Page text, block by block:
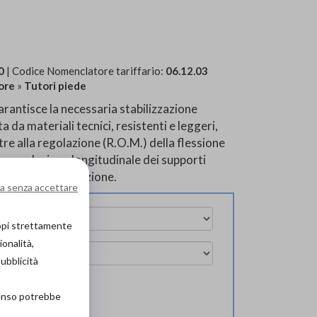
| Codice Nomenclatore tariffario: 06.12.03
» Tutori piede
la necessaria stabilizzazione
da materiali tecnici, resistenti e leggeri,
alla regolazione (R.O.M.) della flessione
regolazione longitudinale dei supporti
di facile applicazione.
in negozio
senza accettare
strettamente
potrebbe